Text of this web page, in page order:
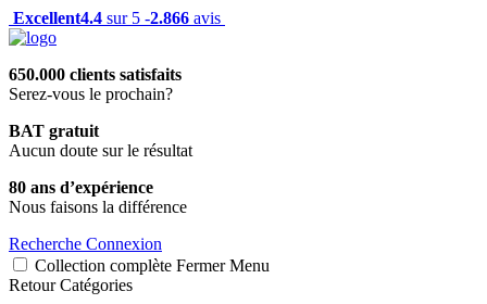
Excellent4.4 sur 5 -2.866 avis
650.000 clients satisfaits
Serez-vous le prochain?
BAT gratuit
Aucun doute sur le résultat
80 ans d’expérience
Nous faisons la différence
Recherche Connexion
Collection complète Fermer Menu
Retour Catégories